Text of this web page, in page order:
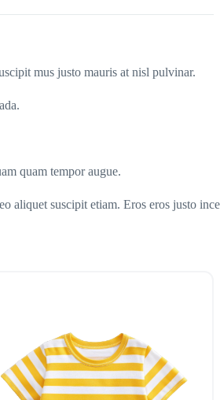
mus justo mauris at nisl pulvinar.
quam tempor augue.
aliquet suscipit etiam. Eros eros justo